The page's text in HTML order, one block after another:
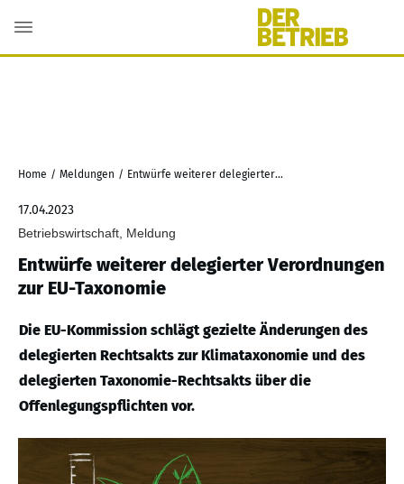
Home / Meldungen / Entwürfe weiterer delegierter Verordnungen zur EU-Taxonomie
17.04.2023
Betriebswirtschaft, Meldung
Entwürfe weiterer delegierter Verordnungen
zur EU-Taxonomie
Die EU-Kommission schlägt gezielte Änderungen des
delegierten Rechtsakts zur Klimataxonomie und des
delegierten Taxonomie-Rechtsakts über die
Offenlegungspflichten vor.